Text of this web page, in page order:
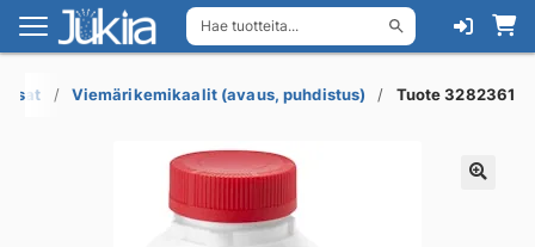
Hae tuotteita...
Siirry
navigointiin
Siirry
sisältöön
osat Viemärikemikaalit (avaus, puhdistus) Tuote 3282361